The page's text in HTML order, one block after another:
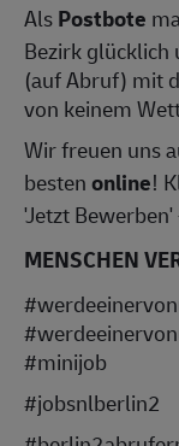
AlsPostbote
Bezirk glücklich
(auf Abruf) mit
von keinem
Wir freuen uns
bestenonline!
'Jetzt
MENSCHEN
#minijob
#jobsnlberlin2